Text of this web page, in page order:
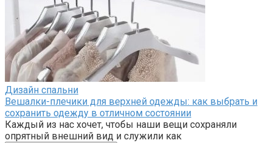
Дизайн спальни
Вешалки-плечики для верхней одежды: как выбрать и
сохранить одежду в отличном состоянии
Каждый из нас хочет, чтобы наши вещи сохраняли
опрятный внешний вид и служили как